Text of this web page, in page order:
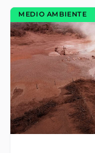
MEDIO AMBIENTE